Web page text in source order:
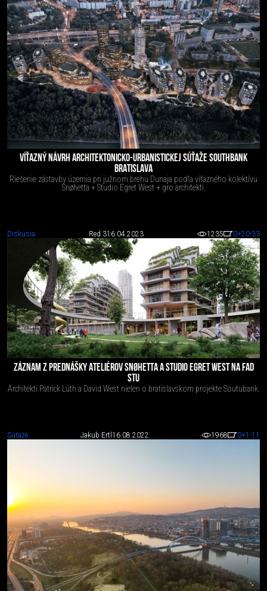
VÍŤAZNÝ NÁVRH ARCHITEKTONICKO-URBANISTICKEJ SÚŤAŽE SOUTHBANK
BRATISLAVA
Riešenie zástavby územia pri južnom brehu Dunaja podľa víťazného kolektívu
Snøhetta + Studio Egret West + gro architekti.
Diskusia Red 316.04.2023 1235 0+20-33
ZÁZNAM Z PREDNÁŠKY ATELIÉROV SNØHETTA A STUDIO EGRET WEST NA FAD
STU
Architekti Patrick Lüth a David West nielen o bratislavskom projekte Soutubank.
Súťaže Jakub Ertl 16.08.2022 1968 0+1 -11